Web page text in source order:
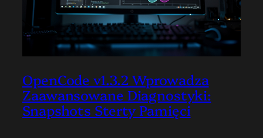
OpenCode v1.3.2 Wprowadza
Zaawansowane Diagnostyki:
Snapshots Sterty Pamięci